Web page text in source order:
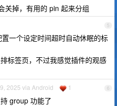
关掉，有用的 pin 起来分组
5
一个设定时间超时自动休眠的标
标签页，不过我感觉插件的观感
6
2025 via Android 1
group 功能了